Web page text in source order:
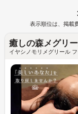
表示順位は、掲載
癒しの森メグリ
イヤシノモリメグリール